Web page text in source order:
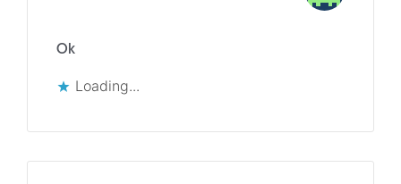
Ok
Loading...